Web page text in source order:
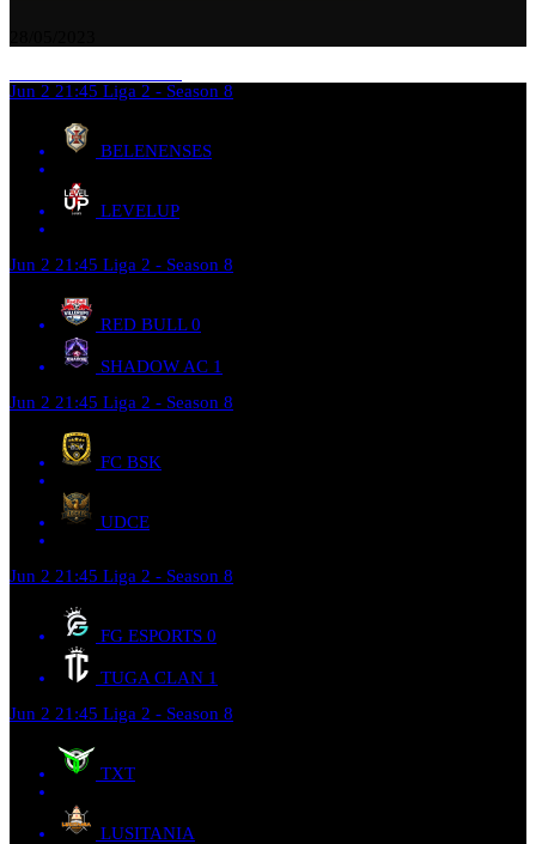
Jun 2 21:45 Liga 2 - Season 8
BELENENSES
LEVELUP
Jun 2 21:45 Liga 2 - Season 8
RED BULL 0
SHADOW AC 1
Jun 2 21:45 Liga 2 - Season 8
FC BSK
UDCE
Jun 2 21:45 Liga 2 - Season 8
FG ESPORTS 0
TUGA CLAN 1
Jun 2 21:45 Liga 2 - Season 8
TXT
LUSITANIA